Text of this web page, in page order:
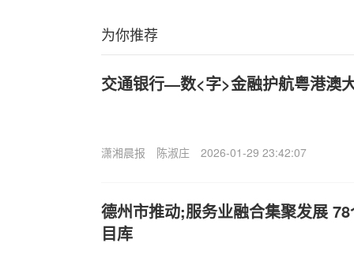
为你推荐
交通银行—数<字>金融护航粤港澳
潇湘晨报 陈淑庄 2026-01-29 23:42:07
德州市推动;服务业融合集聚发展
目库